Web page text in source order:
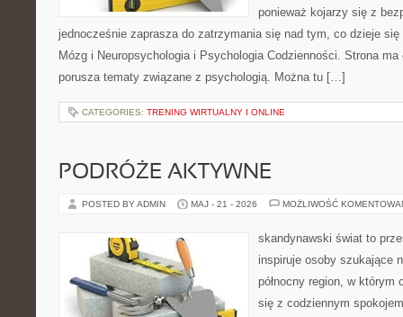
ponieważ kojarzy się z
jednocześnie zaprasza do zatrzymania się nad tym, co dzieje się
Mózg i Neuropsychologia i Psychologia Codzienności. Strona
porusza tematy związane z psychologią. Można tu […]
CATEGORIES: TRENING WIRTUALNY I ONLINE
PODRÓŻE AKTYWNE
POSTED BY ADMIN MAJ - 21 - 2026 MOŻLIWOŚĆ
skandynawski świat to
inspiruje osoby szukające
północny region, w
się z codziennym